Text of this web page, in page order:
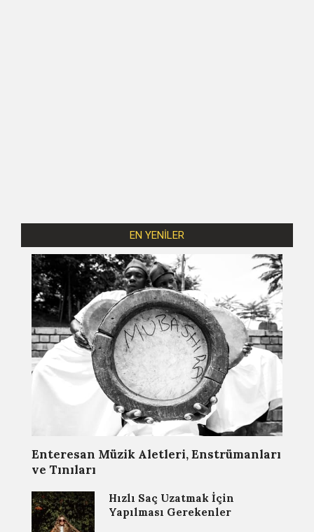
EN YENİLER
Enteresan Müzik Aletleri, Enstrümanları
ve Tınıları
Hızlı Saç Uzatmak İçin
Yapılması Gerekenler